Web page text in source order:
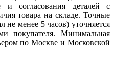
и согласования деталей с
товара на складе. Точные
не менее 5 часов) уточняется
покупателя. Минимальная
по Москве и Московской